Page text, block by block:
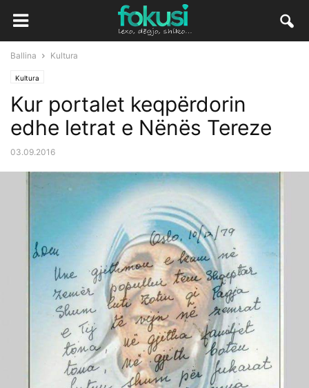
Ballina Kultura
Kultura
Kur portalet keqpërdorin
edhe letrat e Nënës Tereze
03.09.2016